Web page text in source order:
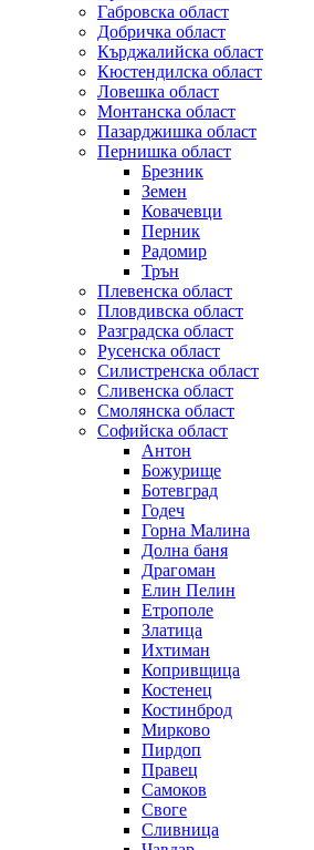
Габровска област
Добричка област
Кърджалийска област
Кюстендилска област
Ловешка област
Монтанска област
Пазарджишка област
Пернишка област
Брезник
Земен
Ковачевци
Перник
Радомир
Трън
Плевенска област
Пловдивска област
Разградска област
Русенска област
Силистренска област
Сливенска област
Смолянска област
Софийска област
Антон
Божурище
Ботевград
Годеч
Горна Малина
Долна баня
Драгоман
Елин Пелин
Етрополе
Златица
Ихтиман
Копривщица
Костенец
Костинброд
Мирково
Пирдоп
Правец
Самоков
Своге
Сливница